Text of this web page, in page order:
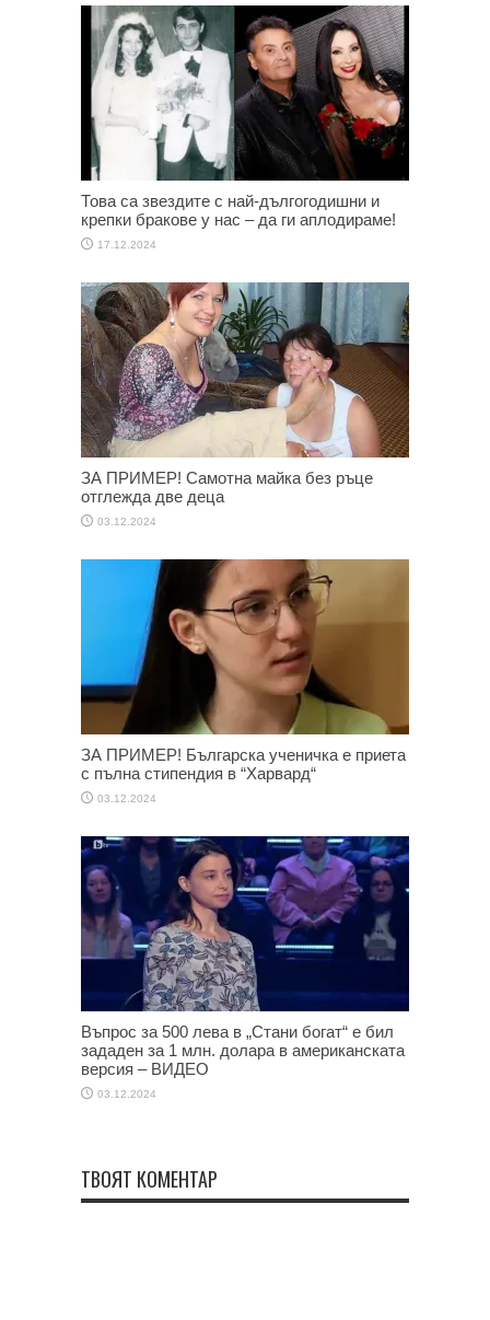
Това са звездите с най-дългогодишни и
крепки бракове у нас – да ги аплодираме!
17.12.2024
ЗА ПРИМЕР! Самотна майка без ръце
отглежда две деца
03.12.2024
ЗА ПРИМЕР! Българска ученичка е приета
с пълна стипендия в “Харвард“
03.12.2024
Въпрос за 500 лева в „Стани богат“ е бил
зададен за 1 млн. долара в американската
версия – ВИДЕО
03.12.2024
ТВОЯТ КОМЕНТАР